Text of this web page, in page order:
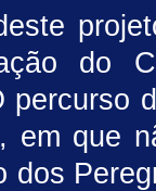
do
percurso
em que
dos